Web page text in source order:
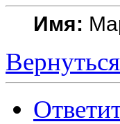
Имя: